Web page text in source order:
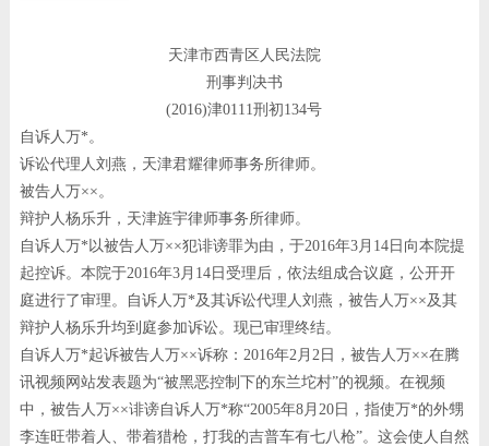
天津市西青区人民法院
刑事判决书
(2016)津0111刑初134号
自诉人万*。
诉讼代理人刘燕，天津君耀律师事务所律师。
被告人万××。
辩护人杨乐升，天津旌宇律师事务所律师。
自诉人万*以被告人万××犯诽谤罪为由，于2016年3月14日向本院提
起控诉。本院于2016年3月14日受理后，依法组成合议庭，公开开
庭进行了审理。自诉人万*及其诉讼代理人刘燕，被告人万××及其
辩护人杨乐升均到庭参加诉讼。现已审理终结。
自诉人万*起诉被告人万××诉称：2016年2月2日，被告人万××在腾
讯视频网站发表题为“被黑恶控制下的东兰坨村”的视频。在视频
中，被告人万××诽谤自诉人万*称“2005年8月20日，指使万*的外甥
李连旺带着人、带着猎枪，打我的吉普车有七八枪”。这会使人自然